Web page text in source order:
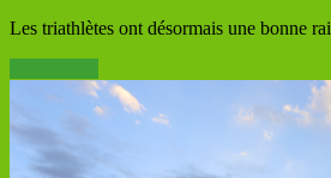
Les triathlètes ont désormais une bonne